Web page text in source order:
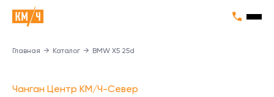
Главная → Каталог → BMW X5 25d
Чанган Центр КМ/Ч-Север